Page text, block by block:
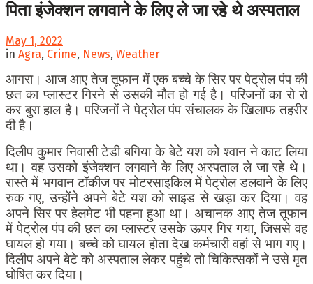
पिता इंजेक्शन लगवाने के लिए ले जा रहे थे अस्पताल
May 1, 2022
in Agra, Crime, News, Weather
आगरा। आज आए तेज तूफान में एक बच्चे के सिर पर पेट्रोल पंप की
छत का प्लास्टर गिरने से उसकी मौत हो गई है। परिजनों का रो रो
कर बुरा हाल है। परिजनों ने पेट्रोल पंप संचालक के खिलाफ तहरीर
दी है।
दिलीप कुमार निवासी टेडी बगिया के बेटे यश को श्वान ने काट लिया
था। वह उसको इंजेक्शन लगवाने के लिए अस्पताल ले जा रहे थे।
रास्ते में भगवान टॉकीज पर मोटरसाइकिल में पेट्रोल डलवाने के लिए
रुक गए, उन्होंने अपने बेटे यश को साइड से खड़ा कर दिया। वह
अपने सिर पर हेलमेट भी पहना हुआ था। अचानक आए तेज तूफान
में पेट्रोल पंप की छत का प्लास्टर उसके ऊपर गिर गया, जिससे वह
घायल हो गया। बच्चे को घायल होता देख कर्मचारी वहां से भाग गए।
दिलीप अपने बेटे को अस्पताल लेकर पहुंचे तो चिकित्सकों ने उसे मृत
घोषित कर दिया।